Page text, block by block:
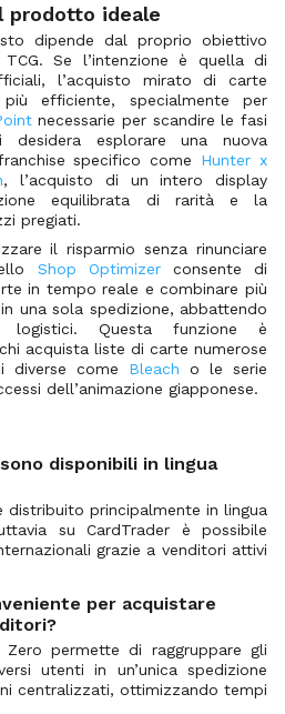
prodotto ideale
dipende dal proprio obiettivo
Se l’intenzione è quella di
l’acquisto mirato di carte
efficiente, specialmente per
necessarie per scandire le fasi
esplorare una nuova
specifico come Hunter x
, l’acquisto di un intero display
equilibrata di rarità e la
pregiati.
il risparmio senza rinunciare
Shop Optimizerconsente di
in tempo reale e combinare più
una sola spedizione, abbattendo
logistici. Questa funzione è
acquista liste di carte numerose
diverse come Bleach o le serie
dell’animazione giapponese.
disponibili in lingua
principalmente in lingua
su CardTrader è possibile
grazie a venditori attivi
per acquistare
Zero permette di raggruppare gli
utenti in un’unica spedizione
centralizzati, ottimizzando tempi